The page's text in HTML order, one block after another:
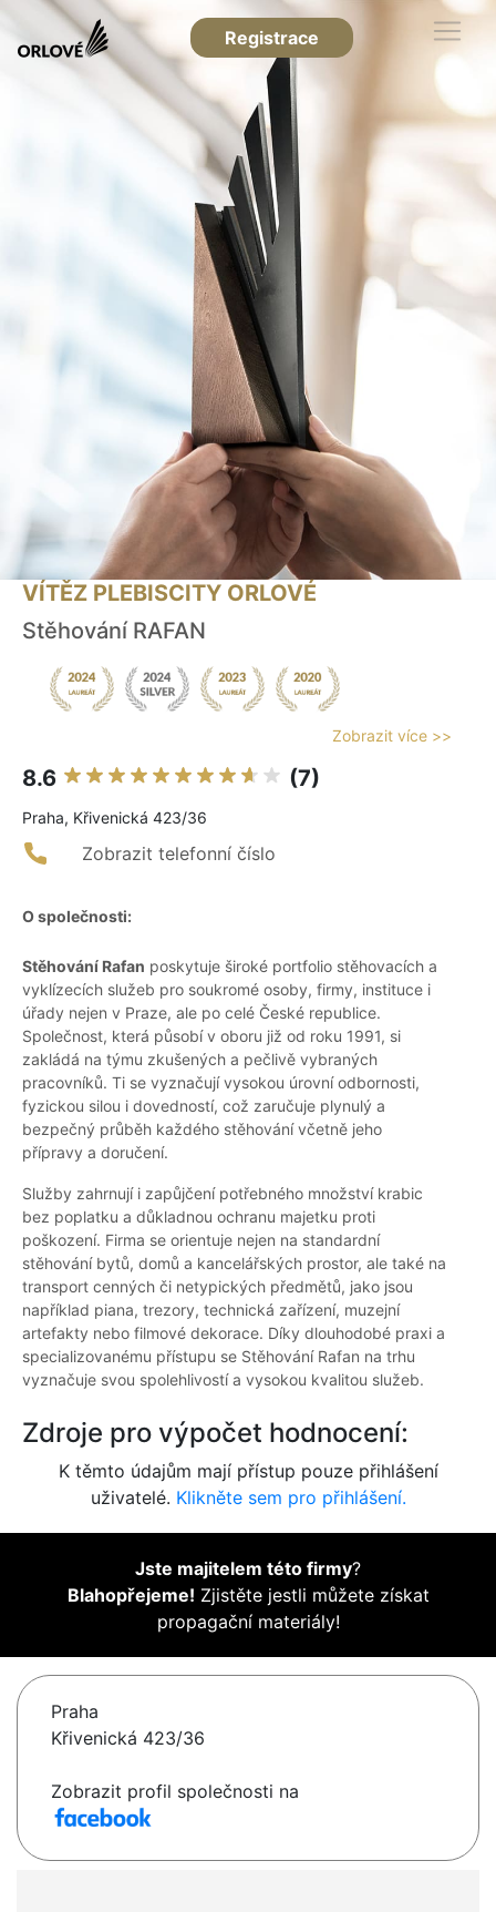
Registrace
VÍTĚZ PLEBISCITY ORLOVÉ
Stěhování RAFAN
Zobrazit více >>
8.6 (7)
Praha, Křivenická 423/36
Zobrazit telefonní číslo
O společnosti:
Stěhování Rafan poskytuje široké portfolio stěhovacích a
vyklízecích služeb pro soukromé osoby, firmy, instituce i
úřady nejen v Praze, ale po celé České republice.
Společnost, která působí v oboru již od roku 1991, si
zakládá na týmu zkušených a pečlivě vybraných
pracovníků. Ti se vyznačují vysokou úrovní odbornosti,
fyzickou silou i dovedností, což zaručuje plynulý a
bezpečný průběh každého stěhování včetně jeho
přípravy a doručení.
Služby zahrnují i zapůjčení potřebného množství krabic
bez poplatku a důkladnou ochranu majetku proti
poškození. Firma se orientuje nejen na standardní
stěhování bytů, domů a kancelářských prostor, ale také na
transport cenných či netypických předmětů, jako jsou
například piana, trezory, technická zařízení, muzejní
artefakty nebo filmové dekorace. Díky dlouhodobé praxi a
specializovanému přístupu se Stěhování Rafan na trhu
vyznačuje svou spolehlivostí a vysokou kvalitou služeb.
Zdroje pro výpočet hodnocení:
K těmto údajům mají přístup pouze přihlášení
uživatelé. Klikněte sem pro přihlášení.
Jste majitelem této firmy?
Blahopřejeme! Zjistěte jestli můžete získat
propagační materiály!
Praha
Křivenická 423/36
Zobrazit profil společnosti na